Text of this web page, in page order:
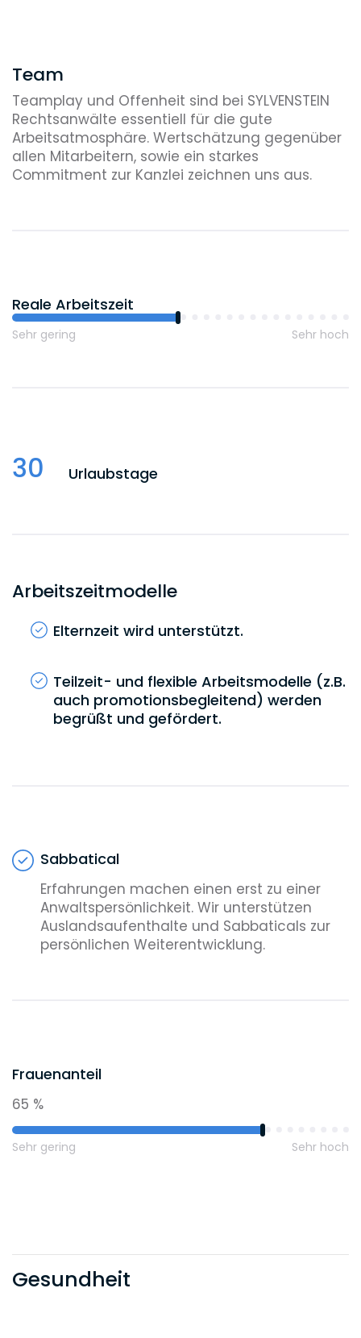
Team
Teamplay und Offenheit sind bei SYLVENSTEIN
Rechtsanwälte essentiell für die gute
Arbeitsatmosphäre. Wertschätzung gegenüber
allen Mitarbeitern, sowie ein starkes
Commitment zur Kanzlei zeichnen uns aus.
Reale Arbeitszeit
Sehr gering Sehr hoch
30 Urlaubstage
Arbeitszeitmodelle
Elternzeit wird unterstützt.
Teilzeit- und flexible Arbeitsmodelle (z.B.
auch promotionsbegleitend) werden
begrüßt und gefördert.
Sabbatical
Erfahrungen machen einen erst zu einer
Anwaltspersönlichkeit. Wir unterstützen
Auslandsaufenthalte und Sabbaticals zur
persönlichen Weiterentwicklung.
Frauenanteil
65 %
Sehr gering Sehr hoch
Gesundheit